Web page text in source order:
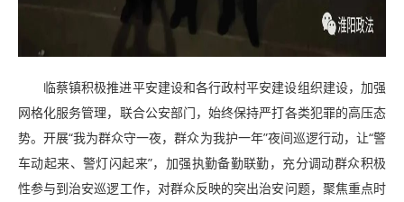
临蔡镇积极推进平安建设和各行政村平安建设组织建设，加强
网格化服务管理，联合公安部门，始终保持严打各类犯罪的高压态
势。开展“我为群众守一夜，群众为我护一年”夜间巡逻行动，让“警
车动起来、警灯闪起来”，加强执勤备勤联勤，充分调动群众积极
性参与到治安巡逻工作，对群众反映的突出治安问题，聚焦重点时